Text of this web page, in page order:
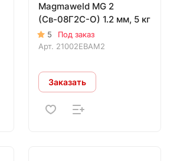
Magmaweld MG 2
(Св-08Г2С-О) 1.2 мм, 5 кг
5
Под заказ
Арт. 21002EBAM2
Заказать